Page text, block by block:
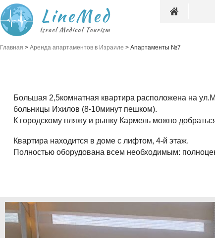
Главная > Аренда апартаментов в Израиле > Апартаменты №7
Большая 2,5комнатная квартира расположена на
больницы Ихилов (8-10минут пешком).
К городскому пляжу и рынку Кармель можно
Квартира находится в доме с лифтом, 4-й этаж.
Полностью оборудована всем необходимым: